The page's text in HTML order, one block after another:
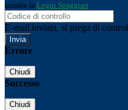
tramite la Login Spaggiari
E-mail inviata, si prega di
Errore
Chiudi
Successo
Chiudi